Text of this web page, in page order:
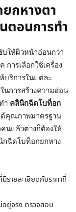
กหางตา
ตอนการทำ
บให้ผิวหน้าอ่อนกว่า
การเลือกใช้เครื่อง
บริการในแต่ละ
นการสร้างความอ่อน
ำ คลินิกฉีดโบท็อก
คุณภาพมาตรฐาน
นแล้วต่างก็ต้องให้
กฉีดโบท็อกยกหาง
รายละเอียดกับราคาที่
อยู่จริง ตรวจสอบ